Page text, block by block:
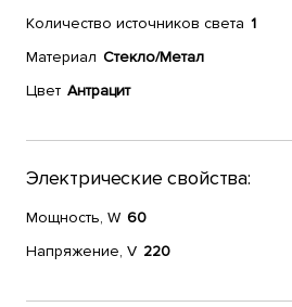
Количество источников света 1
Материал Стекло/Метал
Цвет Антрацит
Электрические свойства:
Мощность, W 60
Напряжение, V 220